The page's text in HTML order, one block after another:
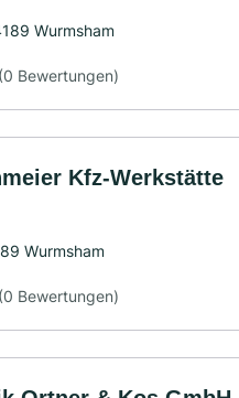
Wurmsham
(0 Bewertungen)
Kfz-Werkstätte
Wurmsham
(0 Bewertungen)